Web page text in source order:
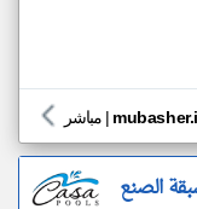
مباشر |
الصنع